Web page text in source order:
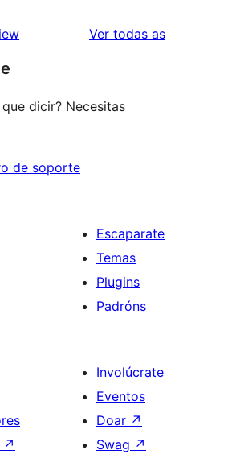
Ver todas asvaloracións
dicir? Necesitas
de soporte
Escaparate
Temas
Plugins
Padróns
↗
Involúcrate
Eventos
Doar ↗
Swag ↗